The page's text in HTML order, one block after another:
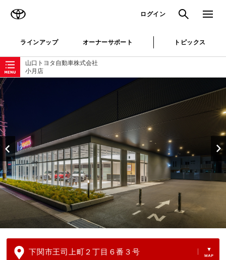
ログイン 検索 メニュ
ラインアップ オーナーサポート トピックス
山口トヨタ自動車株式会社
小月店
ローカルナビゲーション
下関市王司上町２丁目６番３号